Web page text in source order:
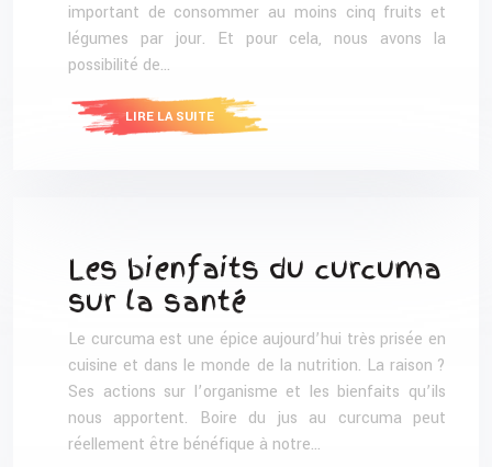
important de consommer au moins cinq fruits et
légumes par jour. Et pour cela, nous avons la
possibilité de…
LIRE LA SUITE
Les bienfaits du curcuma
sur la santé
Le curcuma est une épice aujourd’hui très prisée en
cuisine et dans le monde de la nutrition. La raison ?
Ses actions sur l’organisme et les bienfaits qu’ils
nous apportent. Boire du jus au curcuma peut
réellement être bénéfique à notre…